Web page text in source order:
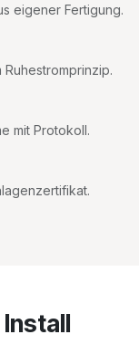
eigener Fertigung.
mit Protokoll.
Install